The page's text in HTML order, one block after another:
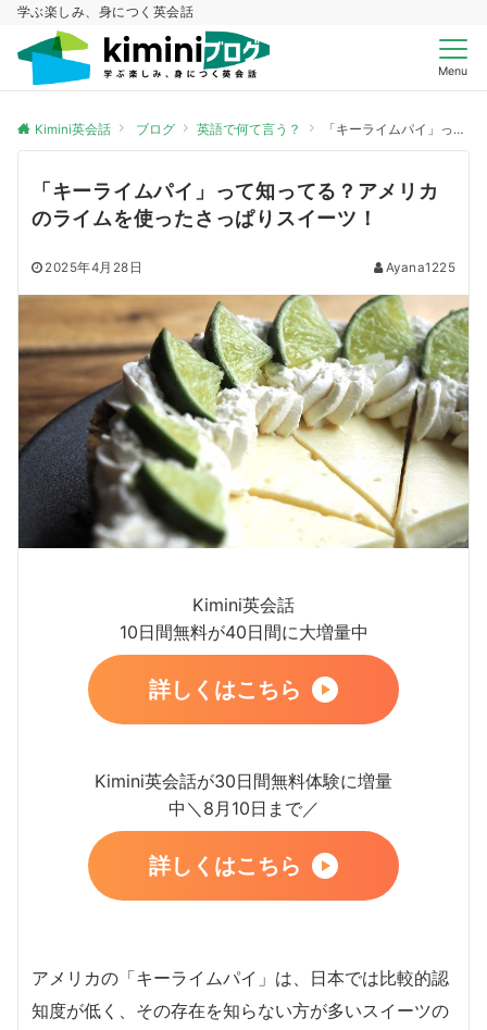
学ぶ楽しみ、身につく英会話
Menu
Kimini英会話 ブログ 英語で何て言う？ 「キーライムパイ」って知ってる？アメリカのライムを使ったさっぱりスイーツ！
「キーライムパイ」って知ってる？アメリカ
のライムを使ったさっぱりスイーツ！
2025年4月28日 Ayana1225
Kimini英会話
10日間無料が40日間に大増量中
詳しくはこちら
Kimini英会話が30日間無料体験に増量
中＼8月10日まで／
詳しくはこちら
アメリカの「キーライムパイ」は、日本では比較的認
知度が低く、その存在を知らない方が多いスイーツの